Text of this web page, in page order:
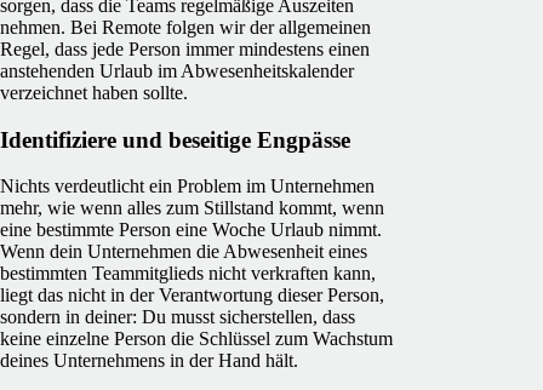
sorgen, dass die Teams regelmäßige Auszeiten
nehmen. Bei Remote folgen wir der allgemeinen
Regel, dass jede Person immer mindestens einen
anstehenden Urlaub im Abwesenheitskalender
verzeichnet haben sollte.
Identifiziere und beseitige Engpässe
Nichts verdeutlicht ein Problem im Unternehmen
mehr, wie wenn alles zum Stillstand kommt, wenn
eine bestimmte Person eine Woche Urlaub nimmt.
Wenn dein Unternehmen die Abwesenheit eines
bestimmten Teammitglieds nicht verkraften kann,
liegt das nicht in der Verantwortung dieser Person,
sondern in deiner: Du musst sicherstellen, dass
keine einzelne Person die Schlüssel zum Wachstum
deines Unternehmens in der Hand hält.